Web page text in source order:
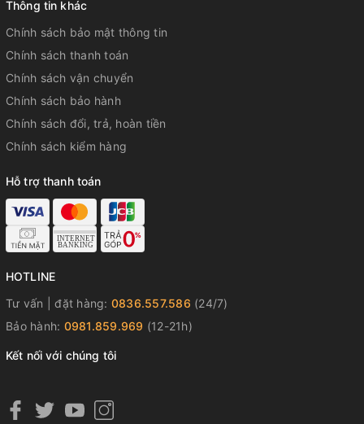
đồng hồ nữ carnival 8168l-vt-dcs-t1
đồng hồ nữ dây cao su carnival quartz
đồng hồ nữ thể thao carnival quartz
Thông tin khác
Chính sách bảo mật thông tin
Chính sách thanh toán
Chính sách vận chuyển
Chính sách bảo hành
Chính sách đổi, trả, hoàn tiền
Chính sách kiểm hàng
Hỗ trợ thanh toán
HOTLINE
Tư vấn | đặt hàng: 0836.557.586 (24/7)
Bảo hành: 0981.859.969 (12-21h)
Kết nối với chúng tôi